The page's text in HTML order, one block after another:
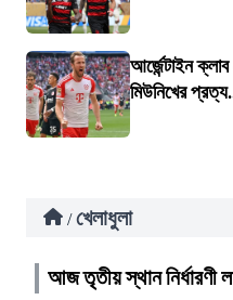
আর্জেন্টাইন ক্লাব
মিউনিখের
/ খেলাধুলা
আজ তৃতীয় স্থান নির্ধারণী